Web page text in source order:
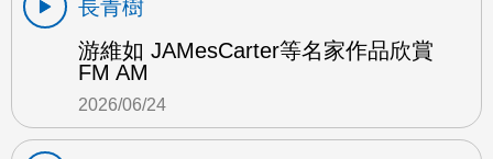
長青樹
游維如 JAMesCarter等名家作品欣賞
FM AM
2026/06/24